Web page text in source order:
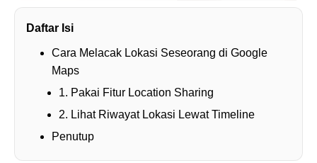
Daftar Isi
Cara Melacak Lokasi Seseorang di Google
Maps
1. Pakai Fitur Location Sharing
2. Lihat Riwayat Lokasi Lewat Timeline
Penutup